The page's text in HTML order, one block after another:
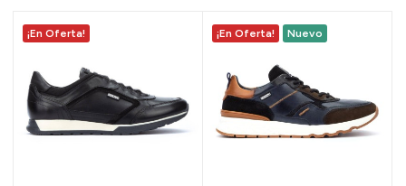
¡En Oferta! ¡En Oferta! Nuevo